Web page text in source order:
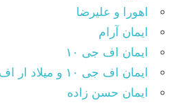
اهورا و علیرضا
ایمان آرام
ایمان اف جی ۱۰
ایمان اف جی ۱۰ و میلاد ار اف
ایمان حسن زاده